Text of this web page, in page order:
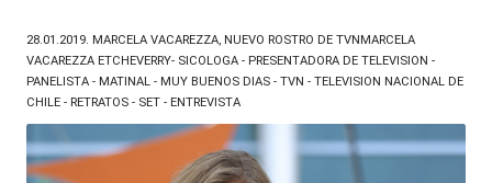
ar
á
n
d
Gran
Hermano
-
Tendencias
28.01.2019. MARCELA VACAREZZA, NUEVO ROSTRO DE TVNMARCELA
VACAREZZA ETCHEVERRY- SICOLOGA - PRESENTADORA DE TELEVISION -
PANELISTA - MATINAL - MUY BUENOS DIAS - TVN - TELEVISION NACIONAL DE
CHILE - RETRATOS - SET - ENTREVISTA